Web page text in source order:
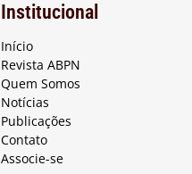
Institucional
Início
Revista ABPN
Quem Somos
Notícias
Publicações
Contato
Associe-se